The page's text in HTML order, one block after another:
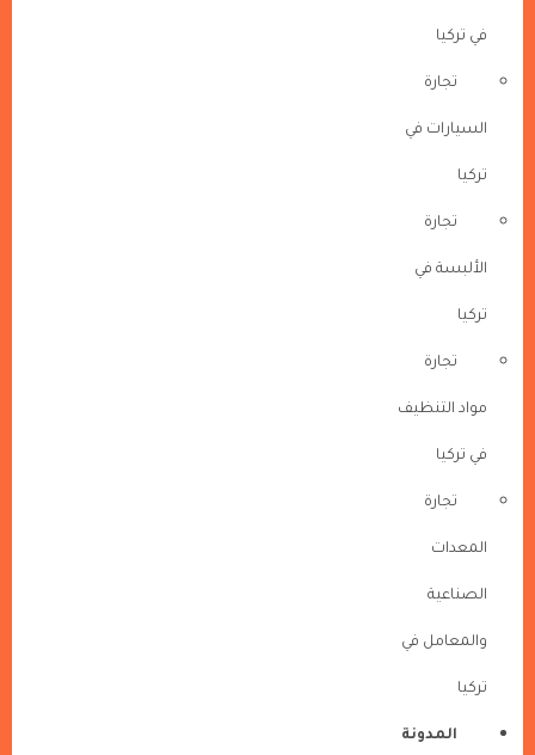
في تركيا
تجارة
السيارات في
تركيا
تجارة
الألبسة في
تركيا
تجارة
مواد التنظيف
في تركيا
تجارة
المعدات
الصناعية
والمعامل في
تركيا
المدونة